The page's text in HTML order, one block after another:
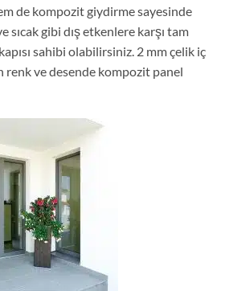
de kompozit giydirme sayesinde
sıcak gibi dış etkenlere karşı tam
sahibi olabilirsiniz. 2 mm çelik iç
renk ve desende kompozit panel